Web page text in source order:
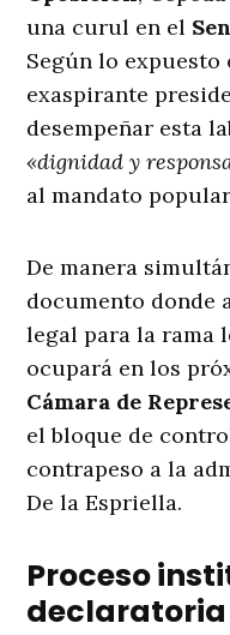
una curul en el
Según lo expuesto
exaspirante
desempeñar esta
«dignidad y
al mandato
De manera
documento donde
legal para la rama
ocupará en los
Cámara de
el bloque de
contrapeso a la
De la Espriella.
Proceso